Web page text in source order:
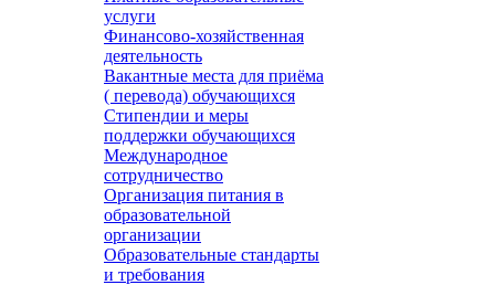
услуги
Финансово-хозяйственная
деятельность
Вакантные места для приёма
( перевода) обучающихся
Стипендии и меры
поддержки обучающихся
Международное
сотрудничество
Организация питания в
образовательной
организации
Образовательные стандарты
и требования